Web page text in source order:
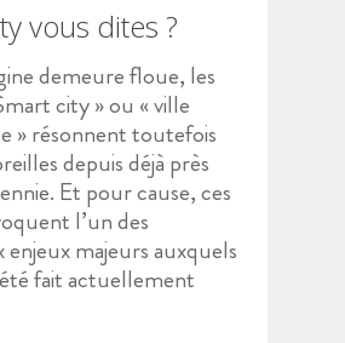
vous dites ?
demeure floue, les
city » ou « ville
» résonnent toutefois
depuis déjà près
Et pour cause, ces
l’un des
majeurs auxquels
fait actuellement